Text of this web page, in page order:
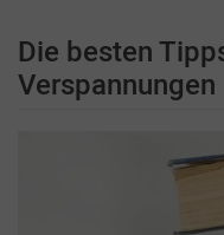
Die besten
Verspannungen